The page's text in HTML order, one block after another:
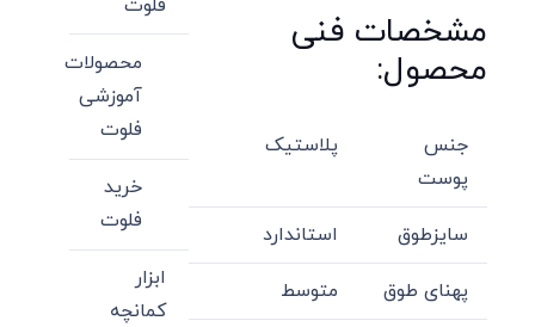
مشخصات فنی
محصول:
جنس
پوست
پلاستیک
سایزطوق استاندارد
پهنای طوق متوسط
فلوت
محصولات
آموزشی
فلوت
خرید
فلوت
ابزار
کمانچه